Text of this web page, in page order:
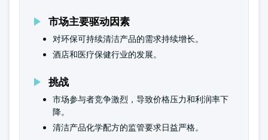
市场主要驱动因素
对环保可持续清洁产品的需求持续增长。
酒店和医疗保健行业的发展。
挑战
市场参与者竞争激烈，导致价格压力和利润率下
降。
清洁产品化学配方的监管要求日益严格。